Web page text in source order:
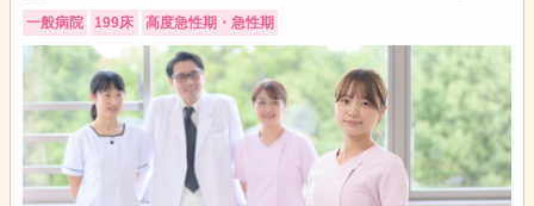
一般病院 199床 高度急性期・急性期